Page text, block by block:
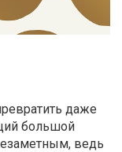
даже
большой
ведь